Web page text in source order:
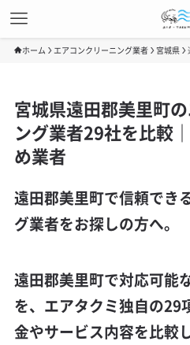
ホーム エアコンクリーニング業者 宮城県
宮城県遠田郡美里町
ング業者29社を比較
め業者
遠田郡美里町で信頼でき
グ業者をお探しの方へ。
遠田郡美里町で対応可能
を、エアタクミ独自の29
金やサービス内容を比較